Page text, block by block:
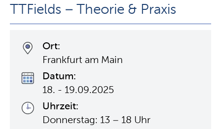
TTFields – Theorie & Praxis
Ort:
Frankfurt am Main
Datum:
18. - 19.09.2025
Uhrzeit:
Donnerstag: 13 – 18 Uhr